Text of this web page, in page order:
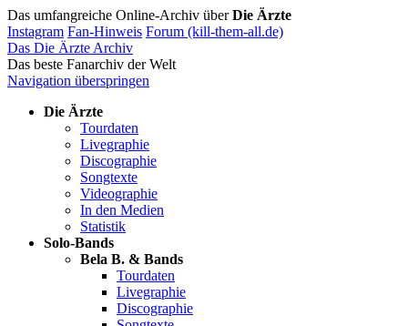
Das umfangreiche Online-Archiv überDie Ärzte
Instagram Fan-Hinweis Forum (kill-them-all.de)
Das Die Ärzte Archiv
Das beste Fanarchiv der Welt
Navigation überspringen
Die Ärzte
Tourdaten
Livegraphie
Discographie
Songtexte
Videographie
In den Medien
Statistik
Solo-Bands
Bela B. & Bands
Tourdaten
Livegraphie
Discographie